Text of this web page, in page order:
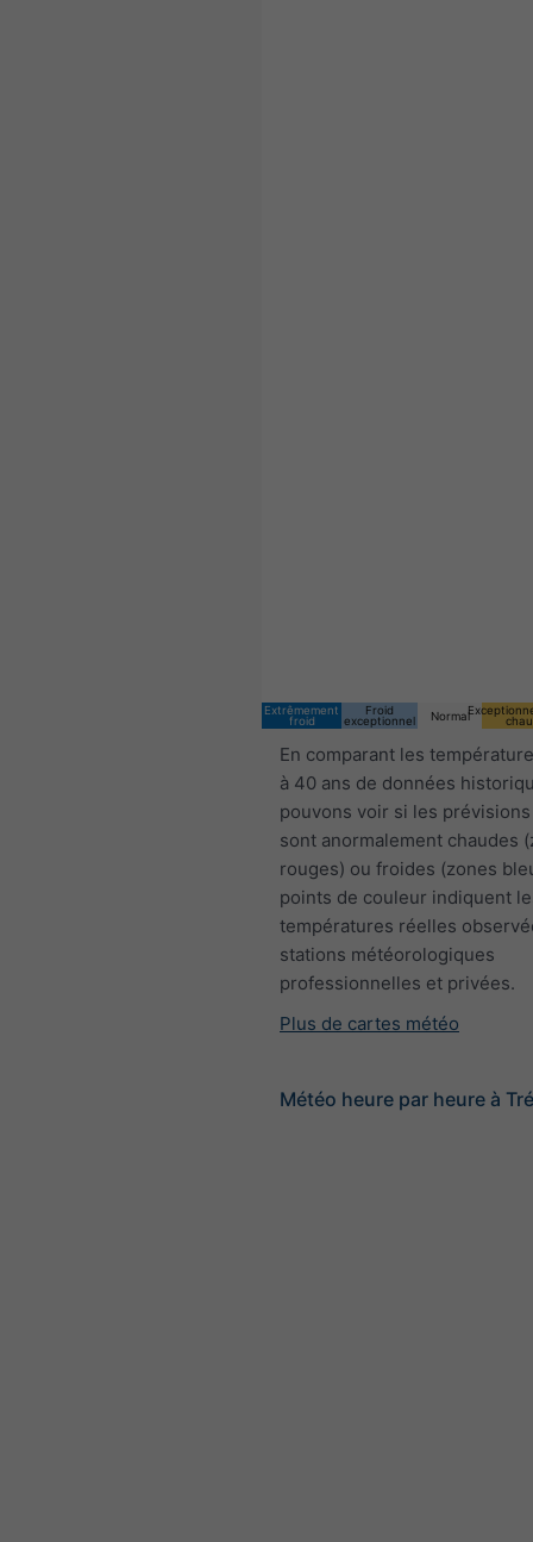
Extrêmement
froid
Froid
exceptionnel
Normal
En comparant les
à 40 ans de données
pouvons voir si les
sont anormalement chaudes
rouges) ou froides (zones
points de couleur indiquent
températures réelles
stations météorologiques
professionnelles et privées.
Plus de cartes météo
Météo heure par heure à